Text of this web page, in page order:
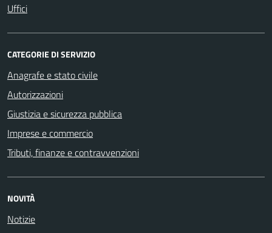
Uffici
CATEGORIE DI SERVIZIO
Anagrafe e stato civile
Autorizzazioni
Giustizia e sicurezza pubblica
Imprese e commercio
Tributi, finanze e contravvenzioni
NOVITÀ
Notizie